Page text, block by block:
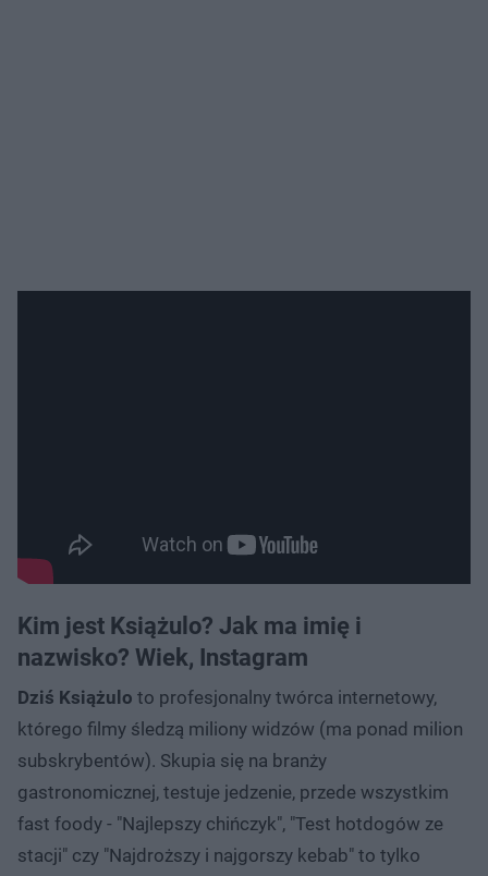
Kim jest Książulo? Jak ma imię i
nazwisko? Wiek, Instagram
Dziś Książulo to profesjonalny twórca internetowy,
którego filmy śledzą miliony widzów (ma ponad milion
subskrybentów). Skupia się na branży
gastronomicznej, testuje jedzenie, przede wszystkim
fast foody - "Najlepszy chińczyk", "Test hotdogów ze
stacji" czy "Najdroższy i najgorszy kebab" to tylko